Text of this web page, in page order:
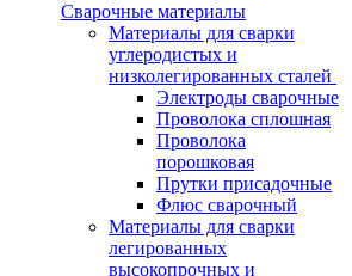
Сварочные материалы
Материалы для сварки
углеродистых и
низколегированных сталей
Электроды сварочные
Проволока сплошная
Проволока
порошковая
Прутки присадочные
Флюс сварочный
Материалы для сварки
легированных
высокопрочных и